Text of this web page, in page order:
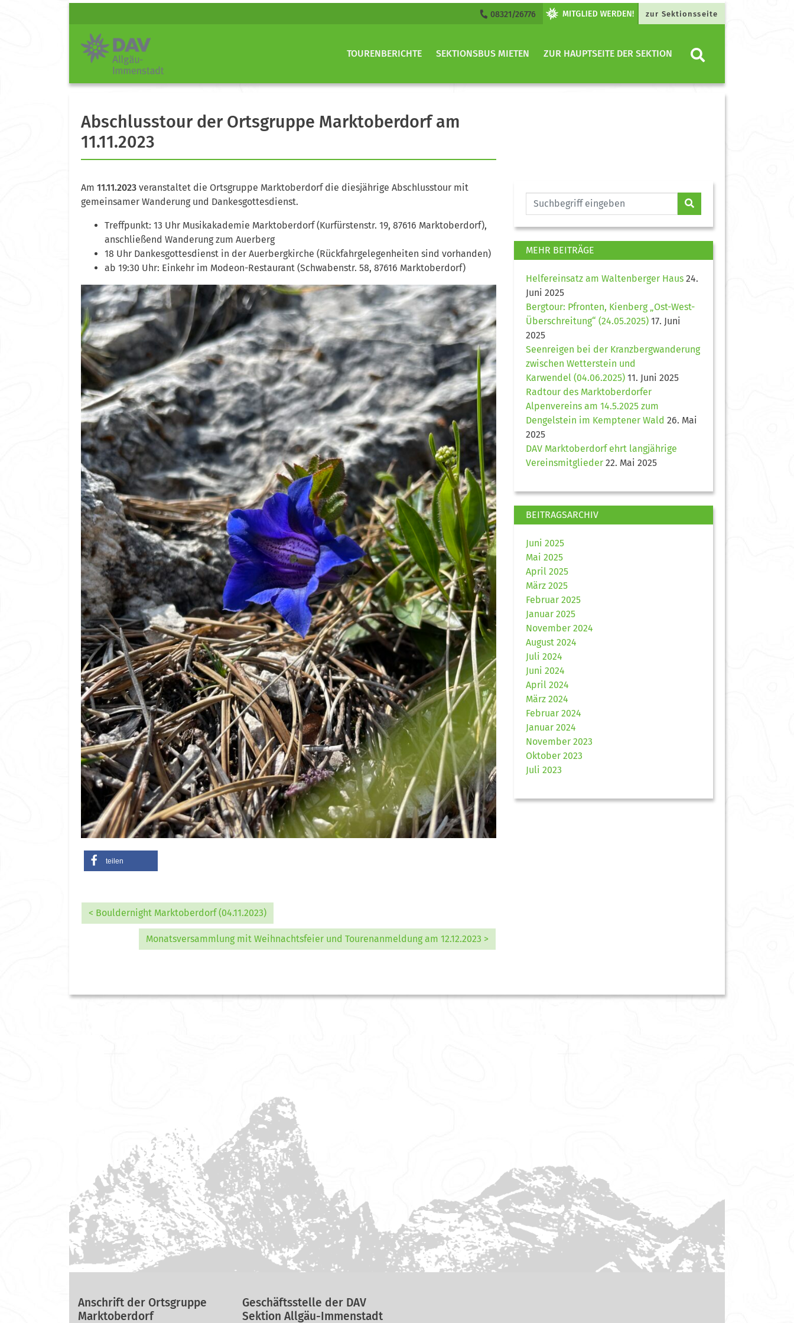
08321/26776 zur Sektionsseite
TOURENBERICHTE SEKTIONSBUS MIETEN ZUR HAUPTSEITE DER SEKTION
Abschlusstour der Ortsgruppe Marktoberdorf am
11.11.2023
Am 11.11.2023 veranstaltet die Ortsgruppe Marktoberdorf die diesjährige Abschlusstour mit
gemeinsamer Wanderung und Dankesgottesdienst.
Treffpunkt: 13 Uhr Musikakademie Marktoberdorf (Kurfürstenstr. 19, 87616 Marktoberdorf),
anschließend Wanderung zum Auerberg
18 Uhr Dankesgottesdienst in der Auerbergkirche (Rückfahrgelegenheiten sind vorhanden)
ab 19:30 Uhr: Einkehr im Modeon-Restaurant (Schwabenstr. 58, 87616 Marktoberdorf)
teilen
< Bouldernight Marktoberdorf (04.11.2023)
Monatsversammlung mit Weihnachtsfeier und Tourenanmeldung am 12.12.2023 >
MEHR BEITRÄGE
Helfereinsatz am Waltenberger Haus 24.
Juni 2025
Bergtour: Pfronten, Kienberg „Ost-West-
Überschreitung“ (24.05.2025) 17. Juni
2025
Seenreigen bei der Kranzbergwanderung
zwischen Wetterstein und
Karwendel (04.06.2025) 11. Juni 2025
Radtour des Marktoberdorfer
Alpenvereins am 14.5.2025 zum
Dengelstein im Kemptener Wald 26. Mai
2025
DAV Marktoberdorf ehrt langjährige
Vereinsmitglieder 22. Mai 2025
BEITRAGSARCHIV
Juni 2025
Mai 2025
April 2025
März 2025
Februar 2025
Januar 2025
November 2024
August 2024
Juli 2024
Juni 2024
April 2024
März 2024
Februar 2024
Januar 2024
November 2023
Oktober 2023
Juli 2023
Anschrift der Ortsgruppe
Marktoberdorf
Geschäftsstelle der DAV
Sektion Allgäu-Immenstadt